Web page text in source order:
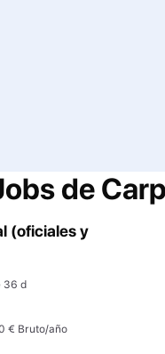
de
(oficiales y
36 d
€ Bruto/año